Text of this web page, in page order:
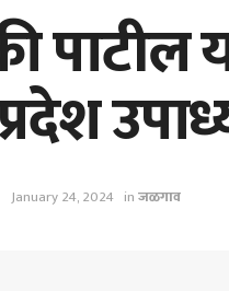
पाटील
January 24, 2024 inजळगाव